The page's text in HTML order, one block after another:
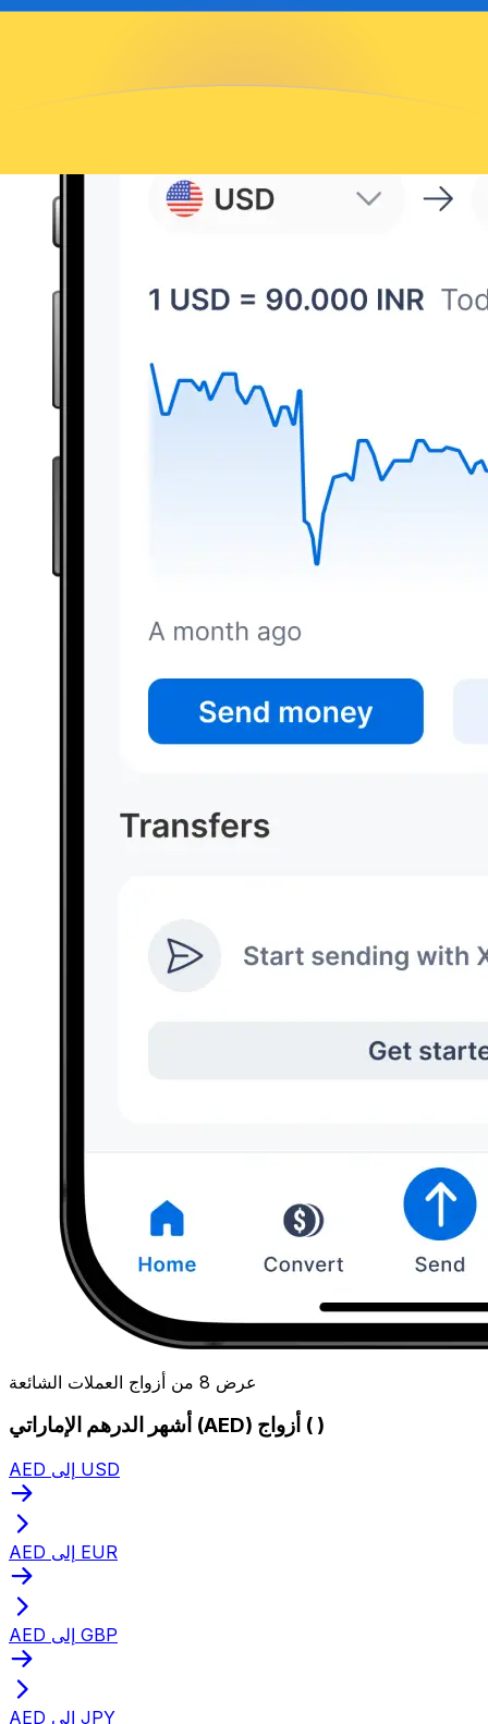
عرض 8 من أزواج العملات الشائعة
أشهر الدرهم الإماراتي (AED) أزواج ( )
AED إلى USD
AED إلى EUR
AED إلى GBP
AED إلى JPY